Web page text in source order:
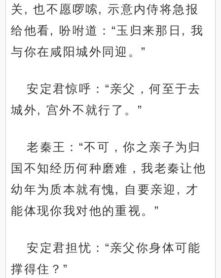
关, 也不愿啰嗦, 示意内侍将急报
给他看, 吩咐道：“玉归来那日, 我
与你在咸阳城外同迎。”
安定君惊呼：“亲父，何至于去
城外, 宫外不就行了。”
老秦王：“不可，你之亲子为归
国不知经历何种磨难，我老秦让他
幼年为质本就有愧, 自要亲迎, 才
能体现你我对他的重视。”
安定君担忧：“亲父你身体可能
撑得住？”